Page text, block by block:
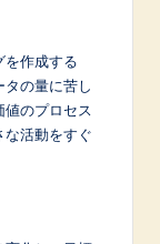
を作成する
の量に苦し
のプロセス
な活動をすぐ